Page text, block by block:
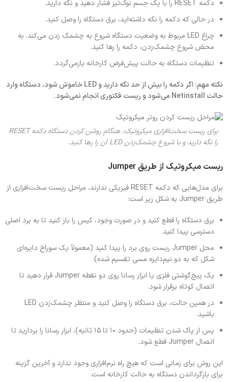
دکمه RESET را با یک جسم نوک‌تیز فشار دهید و نگه دارید.
در حالی که دکمه را نگه داشته‌اید، برق دستگاه را وصل کنید.
چراغ LED مربوط به وضعیت دستگاه شروع به چشمک زدن می‌کند. به
محض شروع چشمک‌زدن، دکمه را رها کنید.
تنظیمات دستگاه به حالت پیش‌فرض کارخانه بازمی‌گردد.
نکته مهم: اگر دکمه را بیش از حد نگه دارید و LED خاموش شود، دستگاه وارد
حالت Netinstall می‌شود و ریست فکتوری انجام نمی‌شود.
برای ریست سخت‌افزاری میکروتیک، هنگام روشن کردن دستگاه دکمه RESET
را نگه دارید و با شروع چشمک‌زدن LED آن را رها کنید.
ریست میکروتیک از طریق Jumper
برای مدل‌هایی که دکمه RESET فیزیکی ندارند، مراحل ریست سخت‌افزاری از
طریق Jumper به شکل زیر است:
برق دستگاه را قطع کنید و در صورت وجود، کیس را باز کنید تا به برد اصلی
دسترسی پیدا کنید.
محل Jumper ریست روی برد را پیدا کنید (معمولاً یک سوراخ دایره‌ای
شکل که به دو نیم‌دایره مسی تقسیم شده).
یک پیچ‌گوشتی فلزی یا ابزار رسانا روی دو نقطه Jumper قرار دهید تا
اتصال کوتاه برقرار شود.
در همین حالت، برق دستگاه را وصل کنید و منتظر چشمک‌زدن LED
باشید.
پس از پاک شدن تنظیمات (حدود ۱۰ تا ۱۵ ثانیه)، ابزار رسانا را بردارید تا
اتصال Jumper قطع شود.
این روش برای زمانی است که هیچ راه نرم‌افزاری وجود ندارد و آخرین گزینه
برای بازگرداندن دستگاه به حالت کارخانه است.